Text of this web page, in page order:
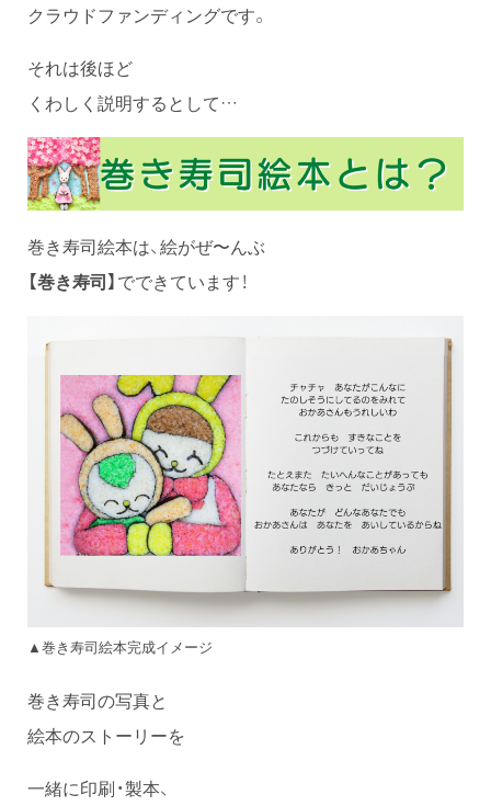
クラウドファンディングです。
それは後ほど
くわしく説明するとして…
巻き寿司絵本は、絵がぜ〜んぶ
【巻き寿司】でできています！
▲巻き寿司絵本完成イメージ
巻き寿司の写真と
絵本のストーリーを
一緒に印刷・製本、